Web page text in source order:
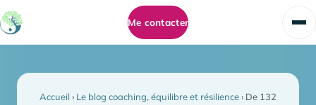
Me contacter
Accueil › Le blog coaching, équilibre et résilience› De 132